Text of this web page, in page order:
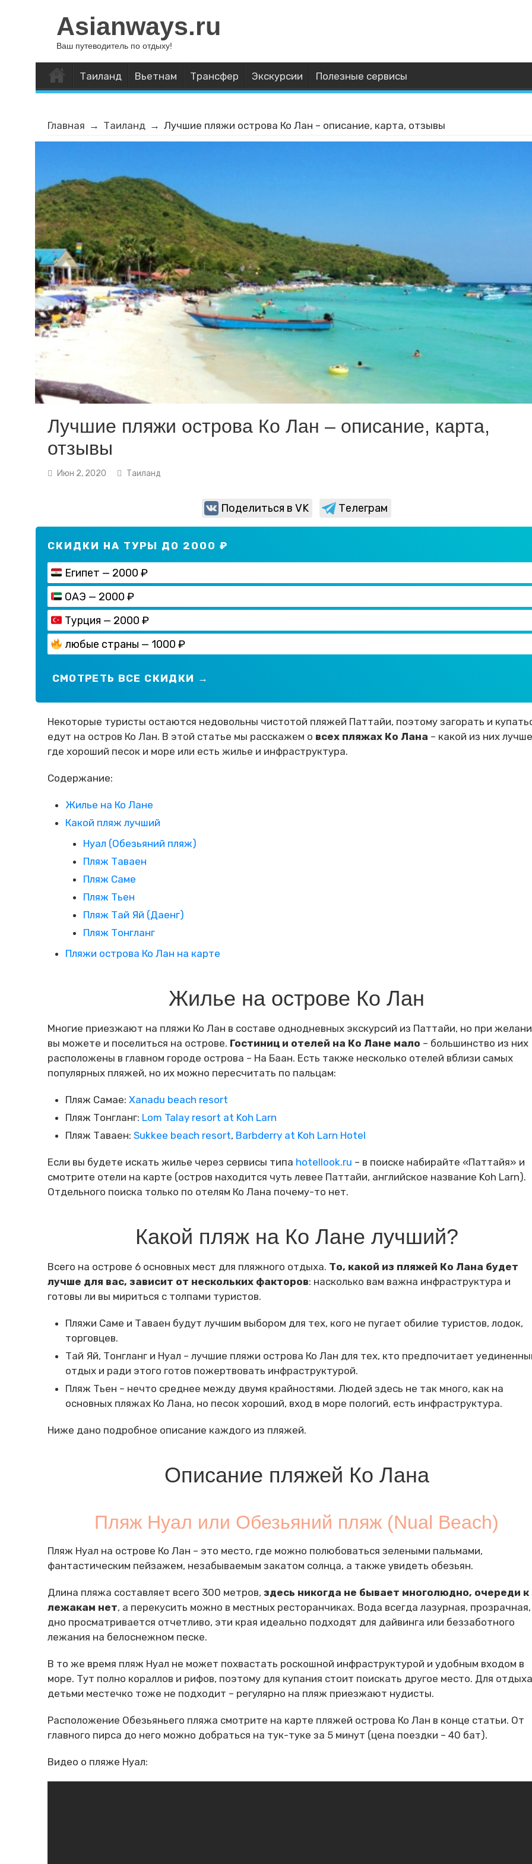
Asianways.ru
Ваш путеводитель по отдыху!
Таиланд Вьетнам Трансфер Экскурсии Полезные сервисы
Главная → Таиланд → Лучшие пляжи острова Ко Лан – описание, карта, отзывы
Лучшие пляжи острова Ко Лан – описание, карта,
отзывы
Июн 2, 2020 Таиланд
Поделиться в VK Телеграм
СКИДКИ НА ТУРЫ ДО 2000 ₽
Египет — 2000 ₽
ОАЭ — 2000 ₽
Турция — 2000 ₽
любые страны — 1000 ₽
СМОТРЕТЬ ВСЕ СКИДКИ →
Некоторые туристы остаются недовольны чистотой пляжей Паттайи, поэтому загорать и
едут на остров Ко Лан. В этой статье мы расскажем о всех пляжах Ко Лана – какой из них
где хороший песок и море или есть жилье и инфраструктура.
Содержание:
Жилье на Ко Лане
Какой пляж лучший
Нуал (Обезьяний пляж)
Пляж Таваен
Пляж Саме
Пляж Тьен
Пляж Тай Яй (Даенг)
Пляж Тонгланг
Пляжи острова Ко Лан на карте
Жилье на острове Ко Лан
Многие приезжают на пляжи Ко Лан в составе однодневных экскурсий из Паттайи, но при
вы можете и поселиться на острове. Гостиниц и отелей на Ко Лане мало – большинство из них
расположены в главном городе острова – На Баан. Есть также несколько отелей вблизи самых
популярных пляжей, но их можно пересчитать по пальцам:
Пляж Самае: Xanadu beach resort
Пляж Тонгланг: Lom Talay resort at Koh Larn
Пляж Таваен: Sukkee beach resort, Barbderry at Koh Larn Hotel
Если вы будете искать жилье через сервисы типа hotellook.ru – в поиске набирайте «Паттайя» и
смотрите отели на карте (остров находится чуть левее Паттайи, английское название Koh Larn).
Отдельного поиска только по отелям Ко Лана почему-то нет.
Какой пляж на Ко Лане лучший?
Всего на острове 6 основных мест для пляжного отдыха. То, какой из пляжей Ко Лана будет
лучше для вас, зависит от нескольких факторов: насколько вам важна инфраструктура и
готовы ли вы мириться с толпами туристов.
Пляжи Саме и Таваен будут лучшим выбором для тех, кого не пугает обилие туристов, лодок,
торговцев.
Тай Яй, Тонгланг и Нуал – лучшие пляжи острова Ко Лан для тех, кто предпочитает
отдых и ради этого готов пожертвовать инфраструктурой.
Пляж Тьен – нечто среднее между двумя крайностями. Людей здесь не так много, как на
основных пляжах Ко Лана, но песок хороший, вход в море пологий, есть инфраструктура.
Ниже дано подробное описание каждого из пляжей.
Описание пляжей Ко Лана
Пляж Нуал или Обезьяний пляж (Nual Beach)
Пляж Нуал на острове Ко Лан – это место, где можно полюбоваться зелеными пальмами,
фантастическим пейзажем, незабываемым закатом солнца, а также увидеть обезьян.
Длина пляжа составляет всего 300 метров, здесь никогда не бывает многолюдно, очереди к
лежакам нет, а перекусить можно в местных ресторанчиках. Вода всегда лазурная, прозрачная,
дно просматривается отчетливо, эти края идеально подходят для дайвинга или беззаботного
лежания на белоснежном песке.
В то же время пляж Нуал не может похвастать роскошной инфраструктурой и удобным входом в
море. Тут полно кораллов и рифов, поэтому для купания стоит поискать другое место. Для
детьми местечко тоже не подходит – регулярно на пляж приезжают нудисты.
Расположение Обезьяньего пляжа смотрите на карте пляжей острова Ко Лан в конце статьи. От
главного пирса до него можно добраться на тук-туке за 5 минут (цена поездки – 40 бат).
Видео о пляже Нуал: